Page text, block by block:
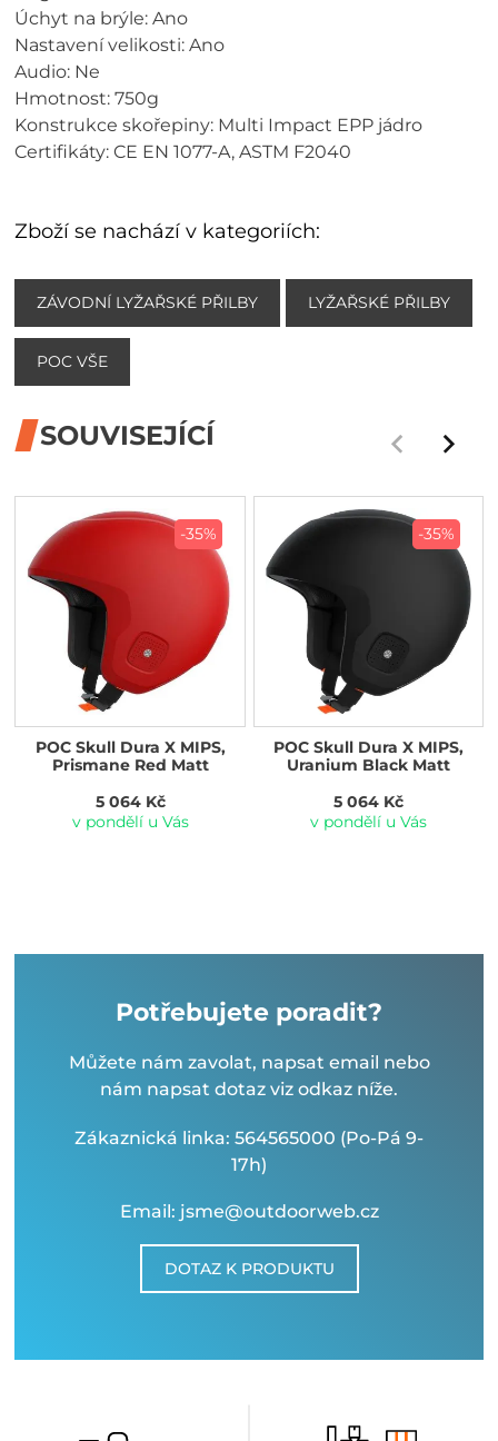
Úchyt na brýle: Ano
Nastavení velikosti: Ano
Audio: Ne
Hmotnost: 750g
Konstrukce skořepiny: Multi Impact EPP jádro
Certifikáty: CE EN 1077-A, ASTM F2040
Zboží se nachází v kategoriích:
ZÁVODNÍ LYŽAŘSKÉ PŘILBY LYŽAŘSKÉ PŘILBY
POC VŠE
SOUVISEJÍCÍ
-35%
POC Skull Dura X MIPS,
Prismane Red Matt
5 064 Kč
v pondělí u Vás
-35%
POC Skull Dura X MIPS,
Uranium Black Matt
5 064 Kč
v pondělí u Vás
Potřebujete poradit?
Můžete nám zavolat, napsat email nebo
nám napsat dotaz viz odkaz níže.
Zákaznická linka: 564565000 (Po-Pá 9-
17h)
Email: jsme@outdoorweb.cz
DOTAZ K PRODUKTU